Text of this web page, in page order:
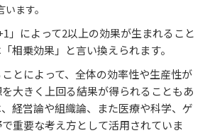
ます。
」によって2以上の効果が生まれること
相乗効果」と言い換えられます。
とによって、全体の効率性や生産性が
大きく上回る結果が得られることもあ
経営論や組織論、また医療や科学、ゲ
重要な考え方として活用されていま